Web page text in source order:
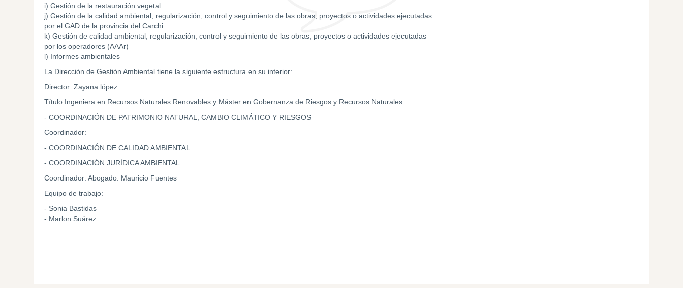
i) Gestión de la restauración vegetal.
j) Gestión de la calidad ambiental, regularización, control y seguimiento de las obras, proyectos o actividades ejecutadas
por el GAD de la provincia del Carchi.
k) Gestión de calidad ambiental, regularización, control y seguimiento de las obras, proyectos o actividades ejecutadas
por los operadores (AAAr)
l) Informes ambientales
La Dirección de Gestión Ambiental tiene la siguiente estructura en su interior:
Director: Zayana lópez
Título:Ingeniera en Recursos Naturales Renovables y Máster en Gobernanza de Riesgos y Recursos Naturales
- COORDINACIÓN DE PATRIMONIO NATURAL, CAMBIO CLIMÁTICO Y RIESGOS
Coordinador:
- COORDINACIÓN DE CALIDAD AMBIENTAL
- COORDINACIÓN JURÍDICA AMBIENTAL
Coordinador: Abogado. Mauricio Fuentes
Equipo de trabajo:
- Sonia Bastidas
- Marlon Suárez